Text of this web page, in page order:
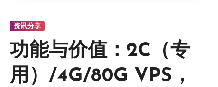
资讯分享
功能与价值：2C（专
用）/4G/80G VPS，